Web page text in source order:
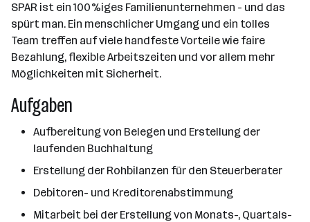
SPAR ist ein 100%iges Familienunternehmen - und das
spürt man. Ein menschlicher Umgang und ein tolles
Team treffen auf viele handfeste Vorteile wie faire
Bezahlung, flexible Arbeitszeiten und vor allem mehr
Möglichkeiten mit Sicherheit.
Aufgaben
Aufbereitung von Belegen und Erstellung der
laufenden Buchhaltung
Erstellung der Rohbilanzen für den Steuerberater
Debitoren- und Kreditorenabstimmung
Mitarbeit bei der Erstellung von Monats-, Quartals-